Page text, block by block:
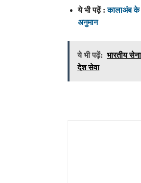
ये भी पढ़ें :कालाअंब के
अनुमान
ये भी पढ़ें: भारतीय
देश सेवा